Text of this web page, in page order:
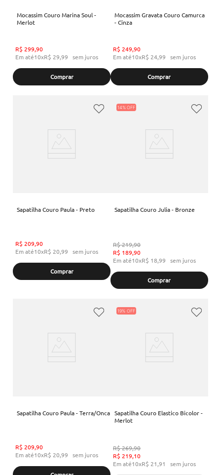
Mocassim Couro Marina Soul -
Merlot
R$ 299,90
Em até10xR$ 29,99 sem juros
Comprar
Mocassim Gravata Couro Camurca
- Cinza
R$ 249,90
Em até10xR$ 24,99 sem juros
Comprar
Sapatilha Couro Paula - Preto
R$ 209,90
Em até10xR$ 20,99 sem juros
Comprar
14%
Sapatilha Couro Julia - Bronze
R$219,90
R$ 189,90
Em até10xR$ 18,99 sem juros
Comprar
Sapatilha Couro Paula - Terra/Onca
R$ 209,90
Em até10xR$ 20,99 sem juros
19%
Sapatilha Couro Elastico Bicolor -
Merlot
R$269,90
R$ 219,10
Em até10xR$ 21,91 sem juros